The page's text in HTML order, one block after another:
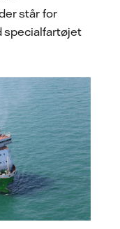
står for
specialfartøjet